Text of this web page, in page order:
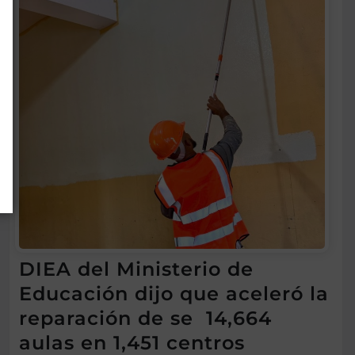
DIEA del Ministerio de
Educación dijo que aceleró la
reparación de se 14,664
aulas en 1,451 centros